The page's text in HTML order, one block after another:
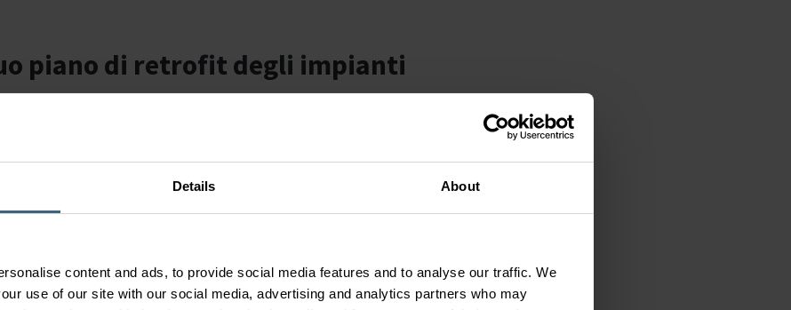
Details About
content and ads, to provide social media features and to analyse our traffic. We
use of our site with our social media, advertising and analytics partners who may
piano di retrofit degli impianti
problemi di manutenzione, FläktGroup è a disposizione